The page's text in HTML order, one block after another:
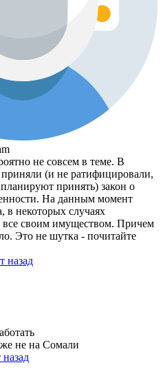
не совсем в теме. В
приняли (и не ратифицировали,
принять) закон о
На данным момент
в некоторых случаях
все своим имуществом. Причем
Это не шутка - почитайте
назад
не на Сомали
назад